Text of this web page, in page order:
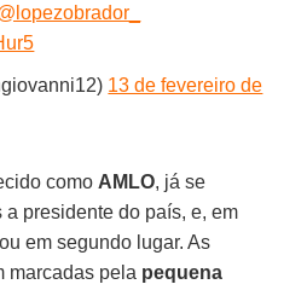
13 de fevereiro de
como AMLO, já se
presidente do país, e, em
em segundo lugar. As
marcadas pela pequena